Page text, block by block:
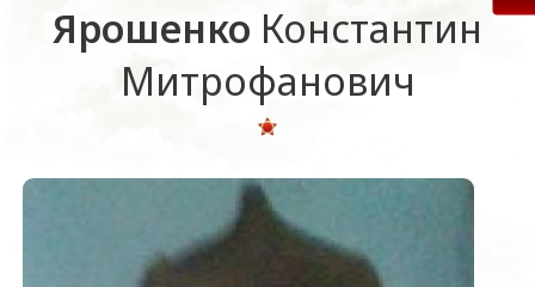
Ярошенко Константин
Митрофанович